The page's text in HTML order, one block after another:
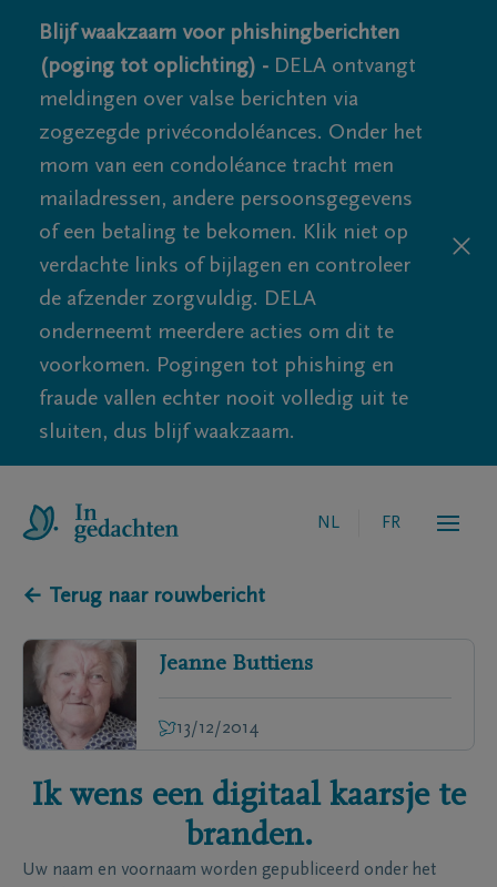
Blijf waakzaam voor phishingberichten
(poging tot oplichting) - DELA ontvangt
meldingen over valse berichten via
zogezegde privécondoléances. Onder het
mom van een condoléance tracht men
mailadressen, andere persoonsgegevens
of een betaling te bekomen. Klik niet op
verdachte links of bijlagen en controleer
de afzender zorgvuldig. DELA
onderneemt meerdere acties om dit te
voorkomen. Pogingen tot phishing en
fraude vallen echter nooit volledig uit te
sluiten, dus blijf waakzaam.
NL FR
← Terug naar rouwbericht
Jeanne Buttiens
13/12/2014
Ik wens een digitaal kaarsje te
branden.
Uw naam en voornaam worden gepubliceerd onder het